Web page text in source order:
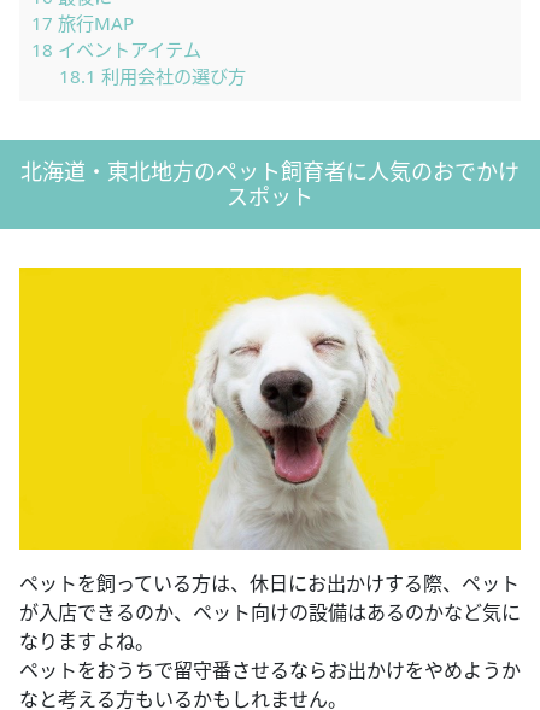
17 旅行MAP
18 イベントアイテム
18.1 利用会社の選び方
北海道・東北地方のペット飼育者に人気のおでかけ
スポット
ペットを飼っている方は、休日にお出かけする際、ペット
が入店できるのか、ペット向けの設備はあるのかなど気に
なりますよね。
ペットをおうちで留守番させるならお出かけをやめようか
なと考える方もいるかもしれません。